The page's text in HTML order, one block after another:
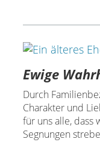
Ewige
Durch
Charakter und
für uns alle, dass
Segnungen